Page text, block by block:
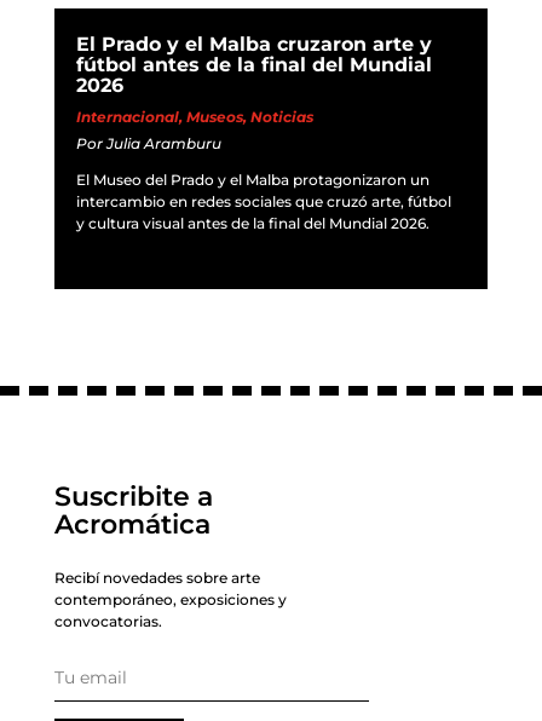
El Prado y el Malba cruzaron arte y
fútbol antes de la final del Mundial
2026
Internacional, Museos, Noticias
PorJulia Aramburu
El Museo del Prado y el Malba protagonizaron un
intercambio en redes sociales que cruzó arte, fútbol
y cultura visual antes de la final del Mundial 2026.
Suscribite a
Acromática
Recibí novedades sobre arte
contemporáneo, exposiciones y
convocatorias.